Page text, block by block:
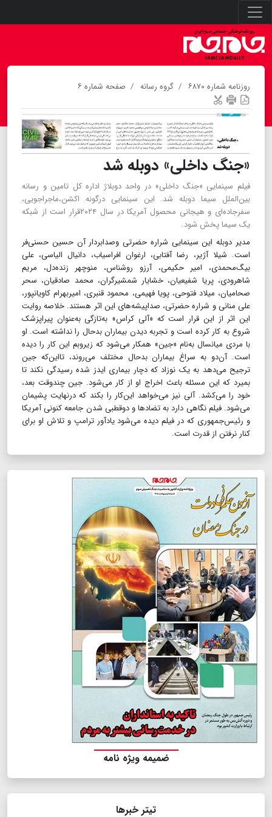
روزنامه شماره ۶۸۷۰ گروه رسانه صفحه شماره ۶
«جنگ داخلی» دوبله شد
فیلم سینمایی «جنگ داخلی» در واحد دوبلاژ اداره کل تامین و رسانه
بین‌الملل سیما دوبله شد. این سینمایی درگونه اکشن،ماجراجویی،
سفرجاده‌ای و هیجانی محصول آمریکا در سال ۲۰۲۴قرار است از شبکه
یک سیما پخش شود.
مدیر دوبله این سینمایی شراره حضرتی وصدابردار آن حسین حسنی‌فر
است. شیلا آژیر، رضا آفتابی، ارغوان افراسیاب، دانیال الیاسی، علی
بیگ‌محمدی، امیر حکیمی، آرزو روشناس، منوچهر زنده‌دل، مریم
شاهرودی، پریا شفیعیان، خشایار شمشیرگران، محمد صادقیان، سحر
صحامیان، میلاد فتوحی، پویا فهیمی، محمود قنبری، امیربهرام کاویانپور،
علی منانی و شراره حضرتی، صداپیشه‌های این اثر هستند. خلاصه روایت
این اثر از این قرار است که «آلی کراس» به‌تازگی به‌عنوان پیراپزشک
شروع به‌ کار کرده است و تجربه دیدن بیماران بدحال را نداشته است. او
با مردی میانسال به‌نام «جین» همکار می‌شود که زیر‌و‌بم این‌ کار را دیده
است. آن‌دو به ‌سراغ بیماران بدحال مختلف می‌روند، تا‌این‌که جین
ترجیح می‌دهد به یک نوزاد که دچار بیماری ایدز شده رسیدگی نکند تا
بمیرد که این مسئله باعث اخراج او از کار می‌شود. جین چند‌وقت بعد،
خود را می‌کشد. آلی نیز می‌خواهد این‌کار را بکند که در‌نهایت پشیمان
می‌شود. فیلم نگاهی دارد به تضادها و دوقطبی شدن جامعه کنونی آمریکا
و رئیس‌جمهوری که در فیلم دیده می‌شود یادآور ترامپ و تلاش او برای
کنار نرفتن از قدرت است.
ضمیمه ویژه نامه
تیتر خبرها